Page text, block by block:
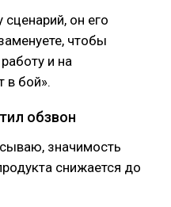
он его
чтобы
и на
в бой».
обзвон
значимость
снижается до